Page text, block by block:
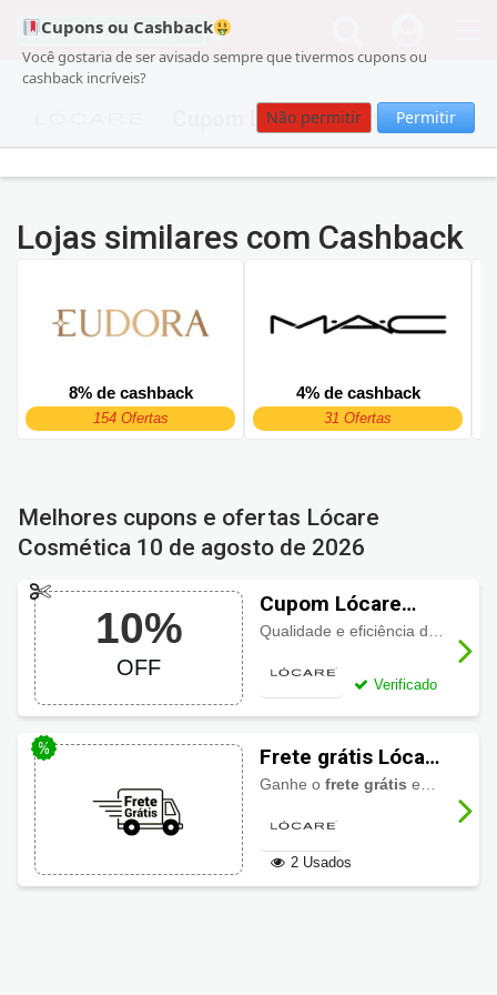
Cupons ou Cashback
Você gostaria de ser avisado sempre que tivermos cupons ou
cashback incríveis?
Não permitir Permitir
Cupom Lócare Cosmética
Lojas similares com Cashback
8% de cashback
154 Ofertas
4% de cashback
31 Ofertas
Melhores cupons e ofertas Lócare
Cosmética 10 de agosto de 2026
10%
OFF
Cupom Lócare
Cosmética 10%
Qualidade e eficiência dos produtos é o diferencial em Lócare Cosmética e ainda aproveite o
Verificado
Frete grátis Lócare
Cosmética
Ganhe o frete grátis em compras acima de R$ 299. Aproveite!
2 Usados